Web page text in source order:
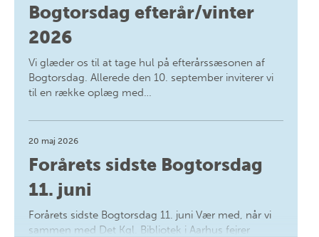
Bogtorsdag efterår/vinter
2026
Vi glæder os til at tage hul på efterårssæsonen af
Bogtorsdag. Allerede den 10. september inviterer vi
til en række oplæg med…
20 maj 2026
Forårets sidste Bogtorsdag
11. juni
Forårets sidste Bogtorsdag 11. juni Vær med, når vi
sammen med Det Kgl. Bibliotek i Aarhus fejrer